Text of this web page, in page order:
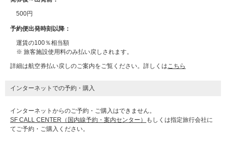
500円
予約便出発時刻以降：
運賃の100％相当額
※ 旅客施設使用料のみ払い戻しされます。
詳細は航空券払い戻しのご案内をご覧ください。詳しくはこちら
インターネットでの予約・購入
インターネットからのご予約・ご購入はできません。
SF CALL CENTER（国内線予約・案内センター）
もしくは指定旅行会社に
てご予約・ご購入ください。